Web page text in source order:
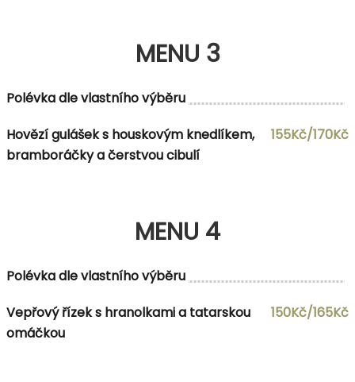
MENU 3
Polévka dle vlastního výběru
Hovězí gulášek s houskovým knedlíkem,
bramboráčky a čerstvou cibulí
155Kč/170Kč
MENU 4
Polévka dle vlastního výběru
Vepřový řízek s hranolkami a tatarskou
omáčkou
150Kč/165Kč